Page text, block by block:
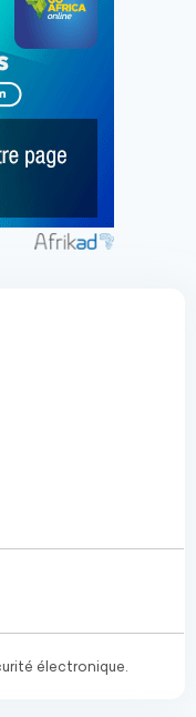
électronique.